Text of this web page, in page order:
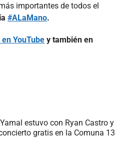
importantes de todos el
#ALaMano.
YouTube y también en
estuvo con Ryan Castro y
gratis en la Comuna 13